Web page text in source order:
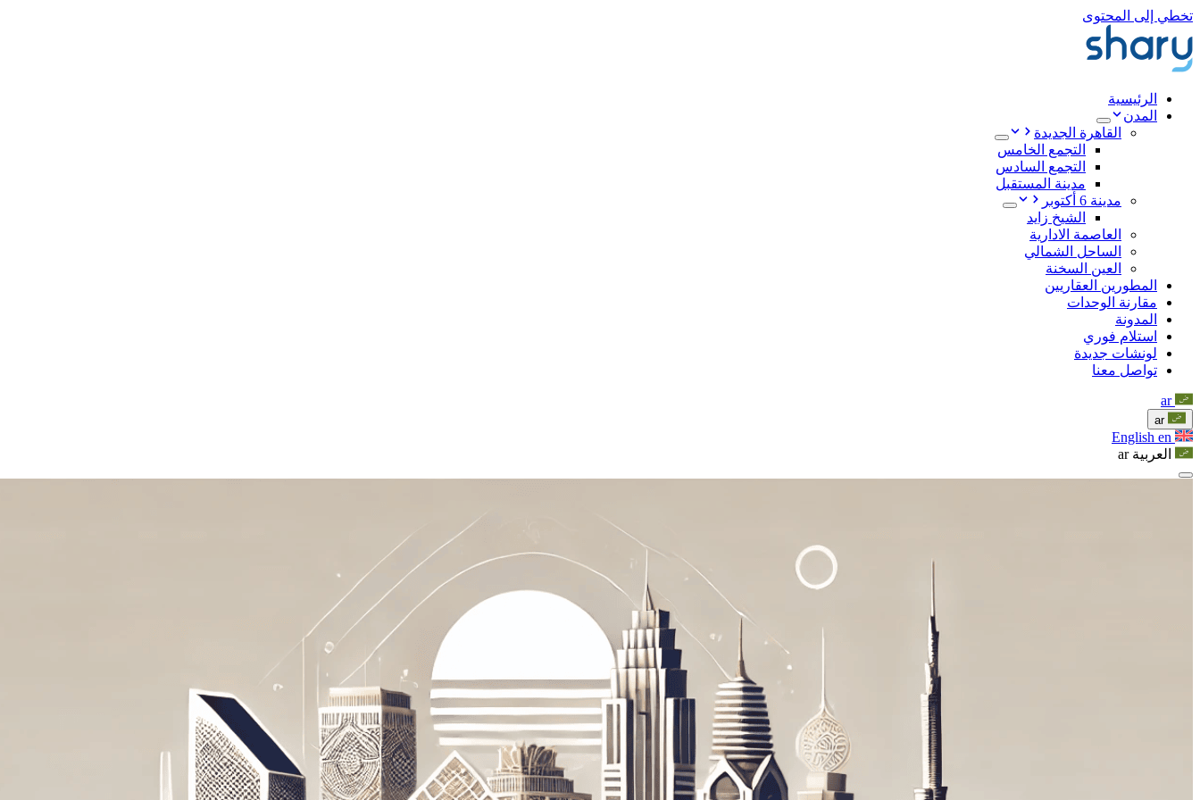
تخطي إلى المحتوى
الرئيسية
المدن
القاهرة الجديدة
التجمع الخامس
التجمع السادس
مدينة المستقبل
مدينة 6 أكتوبر
الشيخ زايد
العاصمة الادارية
الساحل الشمالي
العين السخنة
المطورين العقاريين
مقارنة الوحدات
المدونة
استلام فوري
لونشات جديدة
تواصل معنا
ar
ar
English en
العربية ar